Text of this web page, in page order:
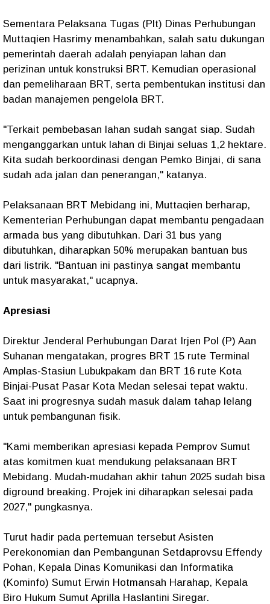
Sementara Pelaksana Tugas (Plt) Dinas Perhubungan
Muttaqien Hasrimy menambahkan, salah satu dukungan
pemerintah daerah adalah penyiapan lahan dan
perizinan untuk konstruksi BRT. Kemudian operasional
dan pemeliharaan BRT, serta pembentukan institusi dan
badan manajemen pengelola BRT.
"Terkait pembebasan lahan sudah sangat siap. Sudah
menganggarkan untuk lahan di Binjai seluas 1,2 hektare.
Kita sudah berkoordinasi dengan Pemko Binjai, di sana
sudah ada jalan dan penerangan," katanya.
Pelaksanaan BRT Mebidang ini, Muttaqien berharap,
Kementerian Perhubungan dapat membantu pengadaan
armada bus yang dibutuhkan. Dari 31 bus yang
dibutuhkan, diharapkan 50% merupakan bantuan bus
dari listrik. "Bantuan ini pastinya sangat membantu
untuk masyarakat," ucapnya.
Apresiasi
Direktur Jenderal Perhubungan Darat Irjen Pol (P) Aan
Suhanan mengatakan, progres BRT 15 rute Terminal
Amplas-Stasiun Lubukpakam dan BRT 16 rute Kota
Binjai-Pusat Pasar Kota Medan selesai tepat waktu.
Saat ini progresnya sudah masuk dalam tahap lelang
untuk pembangunan fisik.
"Kami memberikan apresiasi kepada Pemprov Sumut
atas komitmen kuat mendukung pelaksanaan BRT
Mebidang. Mudah-mudahan akhir tahun 2025 sudah bisa
diground breaking. Projek ini diharapkan selesai pada
2027," pungkasnya.
Turut hadir pada pertemuan tersebut Asisten
Perekonomian dan Pembangunan Setdaprovsu Effendy
Pohan, Kepala Dinas Komunikasi dan Informatika
(Kominfo) Sumut Erwin Hotmansah Harahap, Kepala
Biro Hukum Sumut Aprilla Haslantini Siregar.